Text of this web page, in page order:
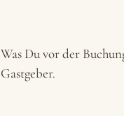
Was Du vor der
Gastgeber.